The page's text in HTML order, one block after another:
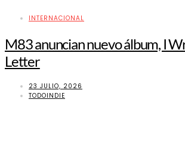
INTERNACIONAL
M83 anuncian nuevo álbum, I
Letter
23 JULIO, 2026
TODOINDIE